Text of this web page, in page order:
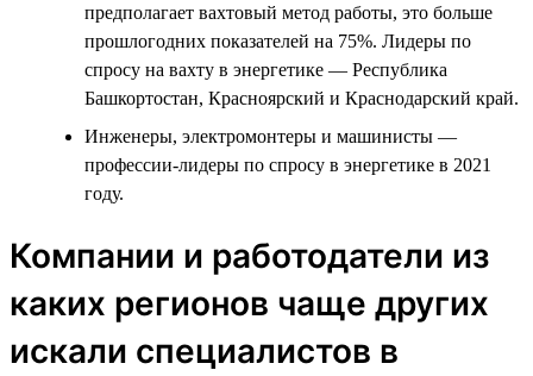
предполагает вахтовый метод работы, это больше
прошлогодних показателей на 75%. Лидеры по
спросу на вахту в энергетике — Республика
Башкортостан, Красноярский и Краснодарский край.
Инженеры, электромонтеры и машинисты —
профессии-лидеры по спросу в энергетике в 2021
году.
Компании и работодатели из
каких регионов чаще других
искали специалистов в